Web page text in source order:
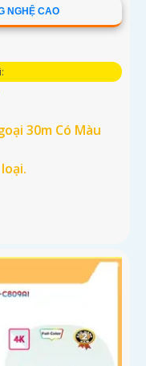
NGHỆ CAO
30m Có Màu